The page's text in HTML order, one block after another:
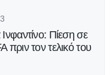
Ινφαντίνο: Πίεση σε
πριν τον τελικό του